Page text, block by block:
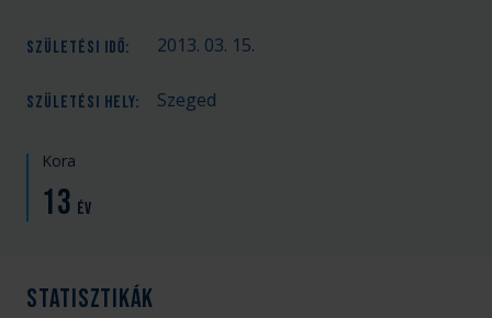
SZÜLETÉSI IDŐ: 2013. 03. 15.
SZÜLETÉSI HELY: Szeged
Kora
13 év
Statisztikák